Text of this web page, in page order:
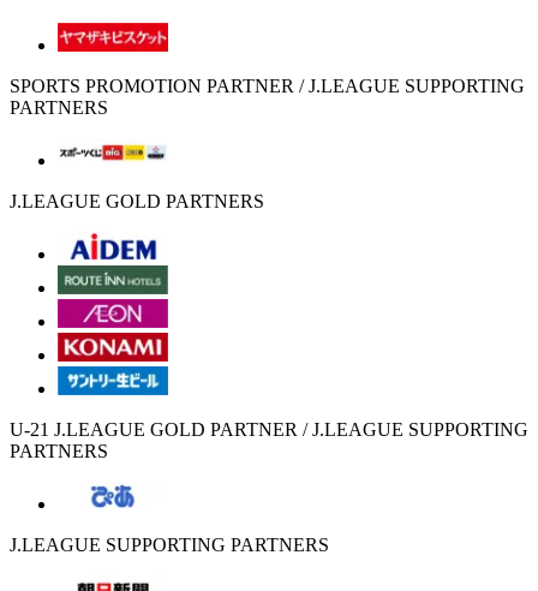
SPORTS PROMOTION PARTNER / J.LEAGUE SUPPORTING
PARTNERS
J.LEAGUE GOLD PARTNERS
U-21 J.LEAGUE GOLD PARTNER / J.LEAGUE SUPPORTING
PARTNERS
J.LEAGUE SUPPORTING PARTNERS